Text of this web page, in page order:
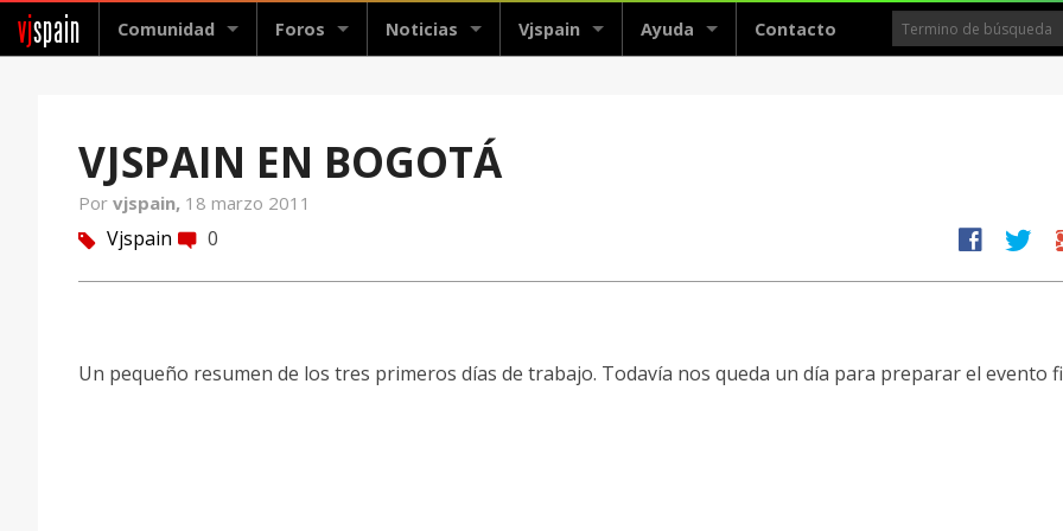
vjspain Comunidad Foros Noticias Vjspain Ayuda Contacto
VJSPAIN EN BOGOTÁ
Por vjspain, 18 marzo 2011
tag Vjspain comment 0 facebook twitter
Un pequeño resumen de los tres primeros días de trabajo. Todavía nos queda un día para preparar el evento